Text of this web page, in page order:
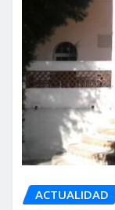
ACTUALIDAD